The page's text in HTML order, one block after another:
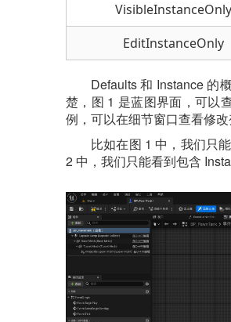
VisibleInstanceOnly
EditInstanceOnly
Defaults 和 Instance 的
楚，图 1 是蓝图界面，可以
例，可以在细节窗口查看修改
比如在图 1 中，我们只
2 中，我们只能看到包含